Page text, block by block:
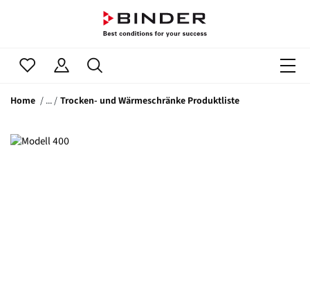
Home Trocken- und Wärmeschränke Produktliste